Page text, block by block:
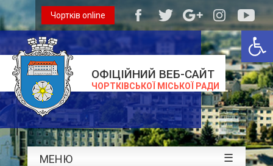
ОФІЦІЙНИЙ ВЕБ-САЙТ
ЧОРТКІВСЬКОЇ МІСЬКОЇ РАДИ
Чортків online
МЕНЮ ☰